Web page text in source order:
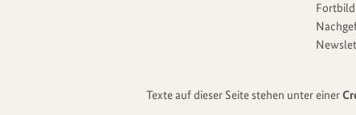
Texte auf dieser Seite stehen unter einer